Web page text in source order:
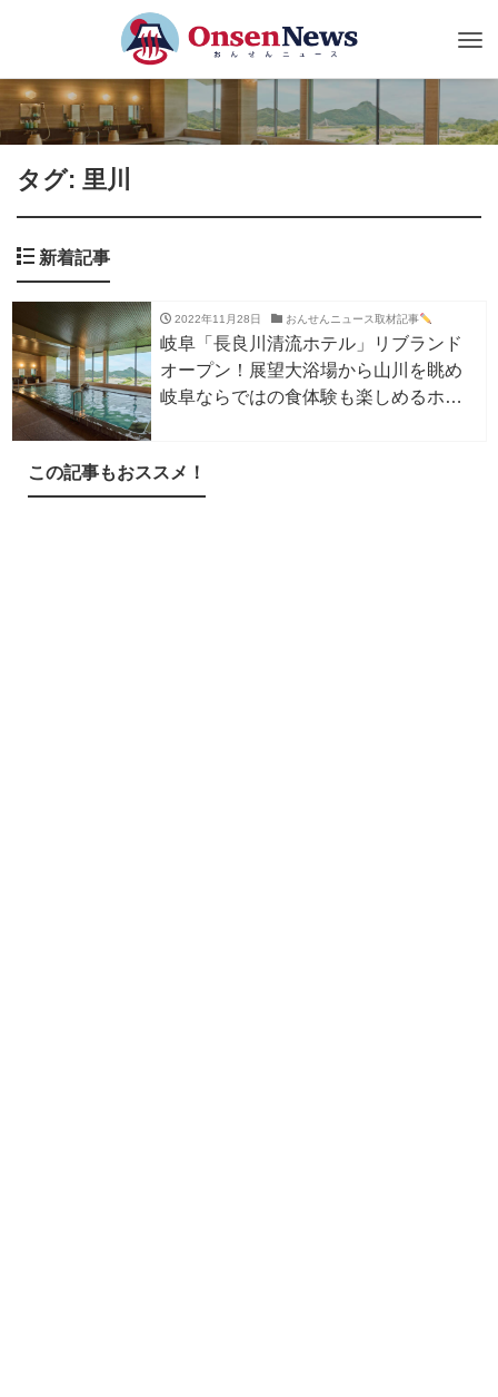
タグ: 里川
新着記事
2022年11月28日 おんせんニュース取材記事
岐阜「長良川清流ホテル」リブランド
オープン！展望大浴場から山川を眺め
岐阜ならではの食体験も楽しめるホテ
この記事もおススメ！